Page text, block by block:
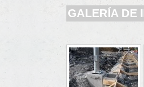
GALERÍA DE